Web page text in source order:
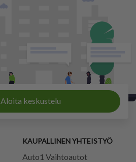
Aloita keskustelu
KAUPALLINEN YHTEISTYÖ
Auto1 Vaihtoautot